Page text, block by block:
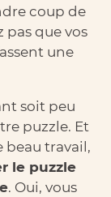
coup de
pas que vos
une
soit peu
puzzle. Et
beau travail,
le puzzle
. Oui, vous